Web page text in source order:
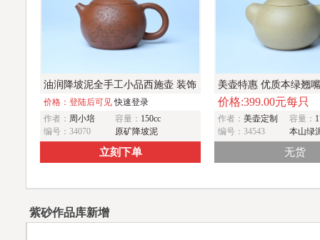
油润降坡泥全手工小品西施壶 装饰
童子图 天真无邪
价格：登陆后可见快速登录
作者： 周小培 容量： 150cc
编号：34070
原矿降坡泥
立刻下单
美壶特惠 优质本绿翘
醉爱
价格:399.00元每只
作者： 美壶定制 容量：
编号：34543
本山绿
无货
紫砂作品库新增